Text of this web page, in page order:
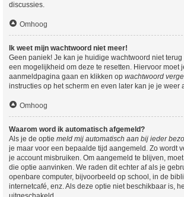
discussies.
Omhoog
Ik weet mijn wachtwoord niet meer!
Geen paniek! Je kan je huidige wachtwoord niet terug
een mogelijkheid om deze te resetten. Hiervoor moet
aanmeldpagina gaan en klikken op wachtwoord
instructies op het scherm en even later kan je je weer
Omhoog
Waarom word ik automatisch afgemeld?
Als je de optie meld mij automatisch aan bij ieder
je maar voor een bepaalde tijd aangemeld. Zo wordt
je account misbruiken. Om aangemeld te blijven,
die optie aanvinken. We raden dit echter af als je
openbare computer, bijvoorbeeld op school, in de
internetcafé, enz. Als deze optie niet beschikbaar is,